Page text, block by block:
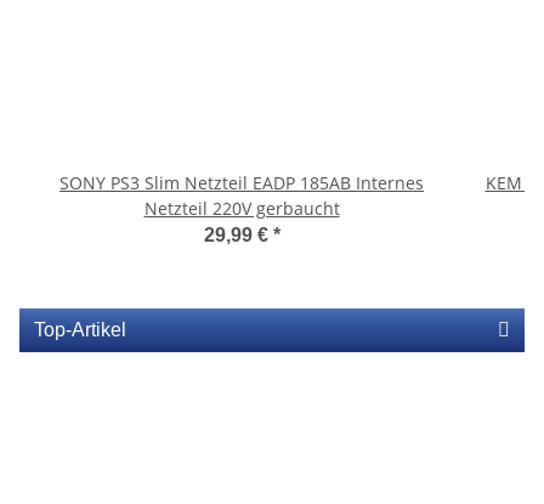
SONY PS3 Slim Netzteil EADP 185AB Internes
Netzteil 220V gerbaucht
29,99 € *
KEM
Top-Artikel